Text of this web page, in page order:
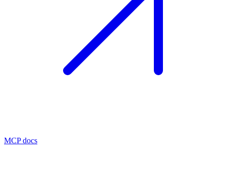
MCP docs